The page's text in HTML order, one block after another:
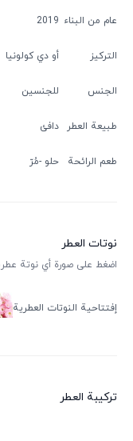
عام من البناء 2019
التركيز أو دي كولونيا
الجنس للجنسين
طبيعة العطر دافئ
طعم الرائحة حلو مُرّ
نوتات العطر
اضغط على صورة أي نوتة
إفتتاحية النوتات العطرية
ترکیبة العطر